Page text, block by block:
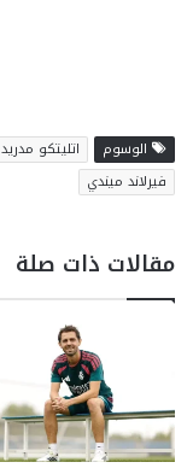
الوسوم اتليتكو مدريد
فيرلاند ميندي
مقالات ذات صلة